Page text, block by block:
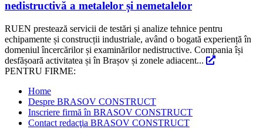
nedistructivă a metalelor și nemetalelor
RUEN prestează servicii de testări și analize tehnice pentru
echipamente și construcții industriale, având o bogată experiență în
domeniul încercărilor și examinărilor nedistructive. Compania își
desfășoară activitatea și în Brașov și zonele adiacent...
PENTRU FIRME:
Home
Despre BRASOV CONSTRUCT
Inscriere firmă în BRASOV CONSTRUCT
Contact redacţia BRASOV CONSTRUCT